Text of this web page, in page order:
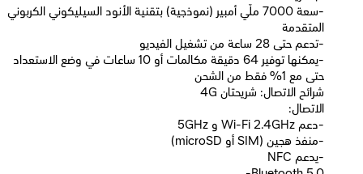
-سعة 7000 ملّي أمبير (نموذجية) بتقنية الأنود السيليكوني الكربوني
المتقدمة
-تدعم حتى 28 ساعة من تشغيل الفيديو
-يمكنها توفير 64 دقيقة مكالمات أو 10 ساعات في وضع الاستعداد
حتى مع 1% فقط من الشحن
شرائح الاتصال: شريحتان 4G
الاتصال:
-دعم Wi-Fi 2.4GHz و 5GHz
-منفذ هجين (SIM أو microSD)
-يدعم NFC